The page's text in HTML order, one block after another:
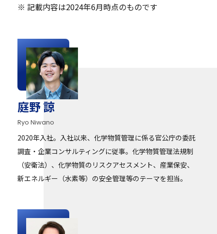
※ 記載内容は2024年6月時点のものです
庭野 諒
Ryo Niwano
2020年入社。入社以来、化学物質管理に係る官公庁の委託
調査・企業コンサルティングに従事。化学物質管理法規制
（安衛法）、化学物質のリスクアセスメント、産業保安、
新エネルギー（水素等）の安全管理等のテーマを担当。